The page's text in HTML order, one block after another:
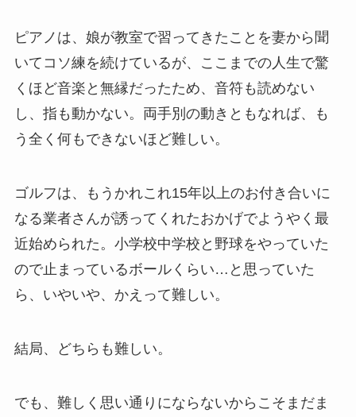
ピアノは、娘が教室で習ってきたことを妻から聞
いてコソ練を続けているが、ここまでの人生で驚
くほど音楽と無縁だったため、音符も読めない
し、指も動かない。両手別の動きともなれば、も
う全く何もできないほど難しい。
ゴルフは、もうかれこれ15年以上のお付き合いに
なる業者さんが誘ってくれたおかげでようやく最
近始められた。小学校中学校と野球をやっていた
ので止まっているボールくらい…と思っていた
ら、いやいや、かえって難しい。
結局、どちらも難しい。
でも、難しく思い通りにならないからこそまだま